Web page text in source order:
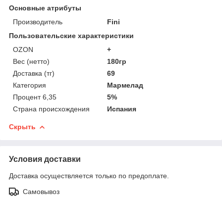
Основные атрибуты
Производитель
Fini
Пользовательские характеристики
OZON
+
Вес (нетто)
180гр
Доставка (тг)
69
Категория
Мармелад
Процент 6,35
5%
Страна происхождения
Испания
Скрыть
Условия доставки
Доставка осуществляется только по предоплате.
Самовывоз